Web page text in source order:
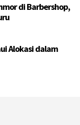
di Barbershop,
Alokasi dalam